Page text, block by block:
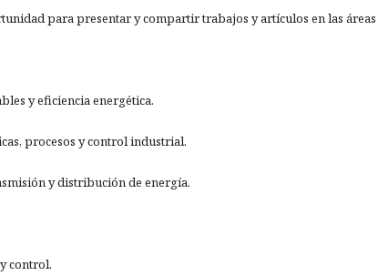
para presentar y compartir trabajos y artículos en las áreas
y eficiencia energética.
procesos y control industrial.
y distribución de energía.
control.